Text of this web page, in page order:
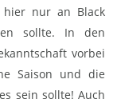
hier nur an Black
sollte. In den
vorbei
Saison und die
sein sollte! Auch